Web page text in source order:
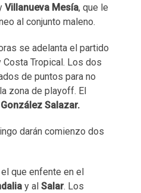
Villanueva Mesía, que le
al conjunto maleno.
se adelanta el partido
Tropical. Los dos
de puntos para no
zona de playoff. El
González Salazar.
darán comienzo dos
que enfente en el
y al Salar. Los